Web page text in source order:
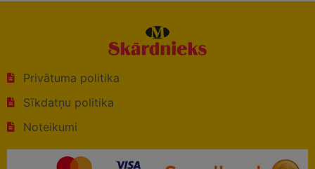
Privātuma politika
Sīkdatņu politika
Noteikumi